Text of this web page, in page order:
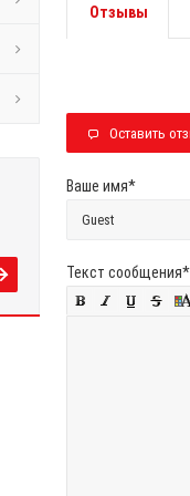
Отзывы
Оставить
Ваше имя*
Текст сообщения*